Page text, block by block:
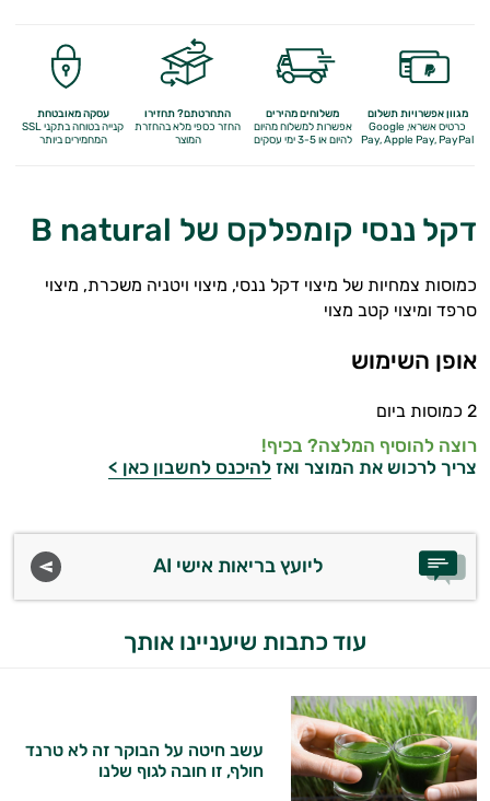
בעיות עיכול
גברים
חרדה, מתח ודיכאון
איזון לחץ דם
אקנה
בעיות נשימה
מגוון אפשרויות תשלום
כרטיס אשראי, Google
Pay,Apple Pay, PayPal
משלוחים מהירים
אפשרות למשלוח מהיום
להיום או 3-5 ימי עסקים
התחרטתם? תחזירו
החזר כספי מלאבהחזרת
המוצר
עסקה מאובטחת
קנייה בטוחה בתקני SSL
המחמירים ביותר
דקל ננסי קומפלקס של B natural
כמוסות צמחיות של מיצוי דקל ננסי, מיצוי ויטניה משכרת, מיצוי
סרפד ומיצוי קטב מצוי
אופן השימוש
2 כמוסות ביום
רוצה להוסיף המלצה? בכיף!
צריך לרכוש את המוצר ואז להיכנס לחשבון כאן >
ליועץ בריאות אישי AI
עוד כתבות שיעניינו אותך
עשב חיטה על הבוקר זה לא טרנד
חולף, זו חובה לגוף שלנו